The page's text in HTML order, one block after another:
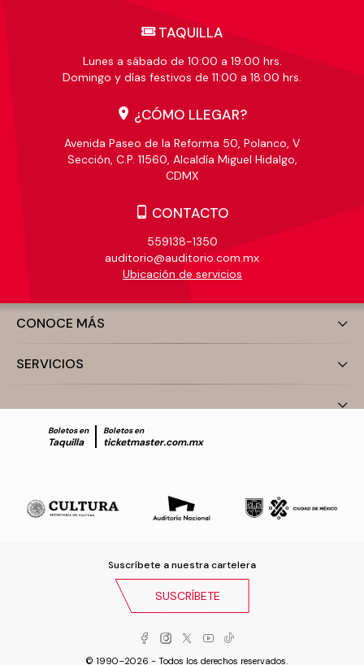
TAQUILLA
Lunes a sábado de 10:00 a 19:00 hrs.
Domingo y días festivos de 11:00 a 18:00 hrs.
¿CÓMO LLEGAR?
Avenida Paseo de la Reforma 50, Polanco, V
Sección, C.P. 11560, Alcaldía Miguel Hidalgo,
CDMX
CONTACTO
559138-1350
auditorio@auditorio.com.mx
Ubicación de servicios
CONOCE MÁS
SERVICIOS
Boletos en
Taquilla
Boletos en
ticketmaster.com.mx
Suscríbete a nuestra cartelera
SUSCRÍBETE
© 1990–2026 - Todos los derechos reservados.